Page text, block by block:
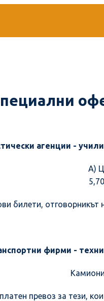
агенции -
A)
билети,
фирми -
превоз за тези,